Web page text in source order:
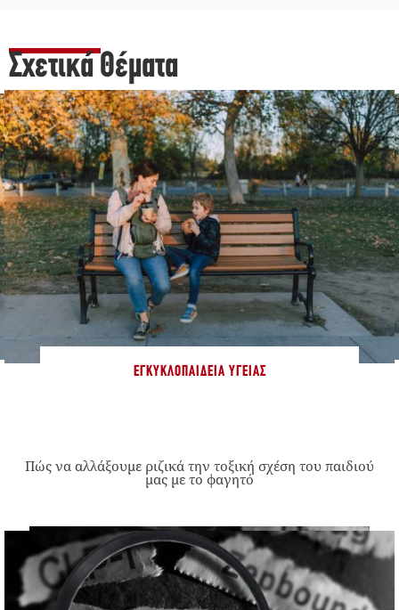
Σχετικά Θέματα
ΕΓΚΥΚΛΟΠΑΊΔΕΙΑ ΥΓΕΊΑΣ
Πώς να αλλάξουμε ριζικά την τοξική σχέση του παιδιού
μας με το φαγητό